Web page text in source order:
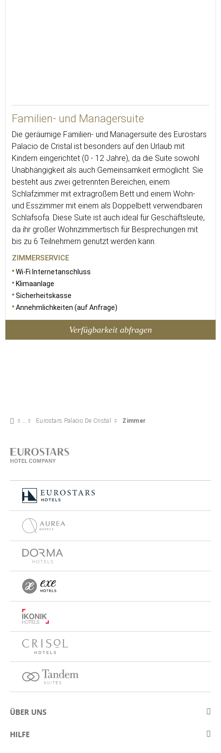
Familien- und Managersuite
Die geräumige Familien- und Managersuite des Eurostars
Palacio de Cristal ist besonders auf den Urlaub mit
Kindern eingerichtet (0 - 12 Jahre), da die Suite sowohl
Unabhängigkeit als auch Gemeinsamkeit ermöglicht. Sie
besteht aus zwei getrennten Bereichen, einem
Schlafzimmer mit extragroßem Bett und einem Wohn-
und Esszimmer mit einem als Doppelbett verwendbaren
Schlafsofa. Diese Suite ist auch ideal für Geschäftsleute,
da ihr großer Wohnzimmertisch für Besprechungen mit
bis zu 6 Teilnehmern genutzt werden kann.
ZIMMERSERVICE
Wi-Fi Internetanschluss
Klimaanlage
Sicherheitskasse
Annehmlichkeiten (auf Anfrage)
Verfügbarkeit abfragen
Eurostars Palacio De Cristal Zimmer
ÜBER UNS
Über Eurostars Hotel Company
HILFE